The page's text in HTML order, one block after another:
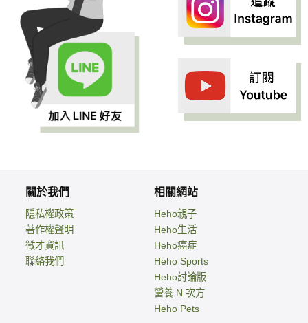
關於我們
隱私權政策
著作權聲明
徵才資訊
聯絡我們
相關網站
Heho親子
Heho生活
Heho癌症
Heho Sports
Heho討論版
營養 N 次方
Heho Pets